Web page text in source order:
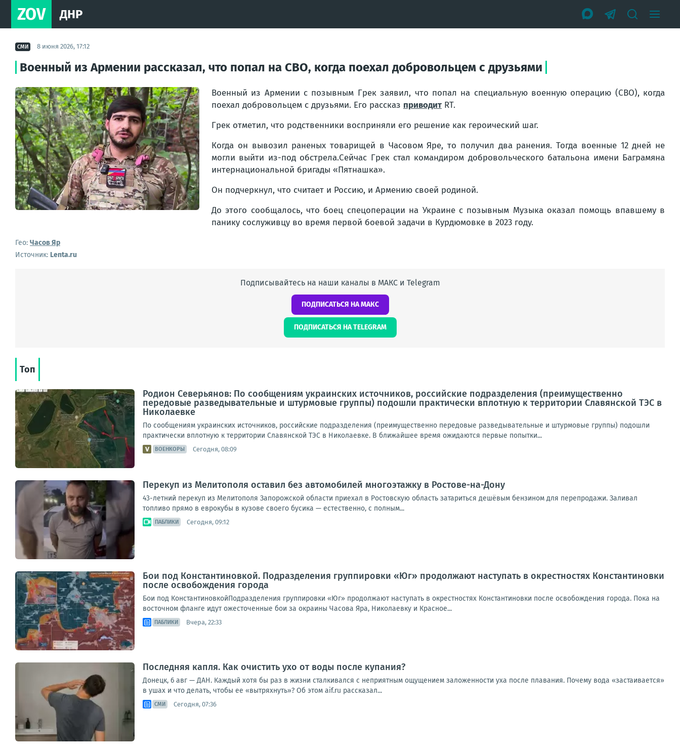
ZOV ДНР
СМИ 8 июня 2026, 17:12
Военный из Армении рассказал, что попал на СВО, когда поехал добровольцем с друзьями
Военный из Армении с позывным Грек заявил, что попал на специальную военную операцию (СВО), когда
поехал добровольцем с друзьями. Его рассказ приводит RT.
Грек отметил, что родственники восприняли его решение как героический шаг.
Когда он вывозил раненых товарищей в Часовом Яре, то получил два ранения. Тогда военные 12 дней не
могли выйти из-под обстрела.Сейчас Грек стал командиром добровольческого батальона имени Баграмяна
интернациональной бригады «Пятнашка».
Он подчеркнул, что считает и Россию, и Армению своей родиной.
До этого сообщалось, что боец спецоперации на Украине с позывным Музыка оказал помощь впавшему в
панику сослуживцу во время первой боевой задачи в Курдюмовке в 2023 году.
Гео: Часов Яр
Источник: Lenta.ru
Подписывайтесь на наши каналы в МАКС и Telegram
ПОДПИСАТЬСЯ НА МАКС
ПОДПИСАТЬСЯ НА TELEGRAM
Топ
Родион Северьянов: По сообщениям украинских источников, российские подразделения (преимущественно
передовые разведывательные и штурмовые группы) подошли практически вплотную к территории Славянской ТЭС в
Николаевке
По сообщениям украинских источников, российские подразделения (преимущественно передовые разведывательные и штурмовые группы) подошли
практически вплотную к территории Славянской ТЭС в Николаевке. В ближайшее время ожидаются первые попытки...
ВОЕНКОРЫ Сегодня, 08:09
Перекуп из Мелитополя оставил без автомобилей многоэтажку в Ростове-на-Дону
43-летний перекуп из Мелитополя Запорожской области приехал в Ростовскую область затариться дешёвым бензином для перепродажи. Заливал
топливо прямо в еврокубы в кузове своего бусика — естественно, с полным...
ПАБЛИКИ Сегодня, 09:12
Бои под Константиновкой. Подразделения группировки «Юг» продолжают наступать в окрестностях Константиновки
после освобождения города
Бои под КонстантиновкойПодразделения группировки «Юг» продолжают наступать в окрестностях Константиновки после освобождения города. Пока на
восточном фланге идут ожесточенные бои за окраины Часова Яра, Николаевку и Красное...
ПАБЛИКИ Вчера, 22:33
Последняя капля. Как очистить ухо от воды после купания?
Донецк, 6 авг — ДАН. Каждый хотя бы раз в жизни сталкивался с неприятным ощущением заложенности уха после плавания. Почему вода «застаивается»
в ушах и что делать, чтобы ее «вытряхнуть»? Об этом aif.ru рассказал...
СМИ Сегодня, 07:36